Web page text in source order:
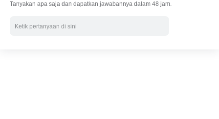
Tanyakan apa saja dan dapatkan jawabannya dalam 48 jam.